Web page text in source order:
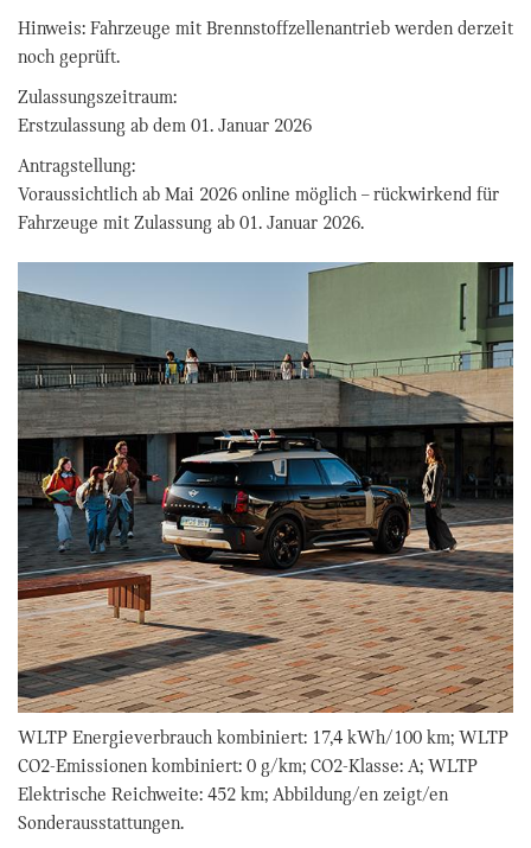
Hinweis: Fahrzeuge mit Brennstoffzellenantrieb werden derzeit
noch geprüft.
Zulassungszeitraum:
Erstzulassung ab dem 01. Januar 2026
Antragstellung:
Voraussichtlich ab Mai 2026 online möglich – rückwirkend für
Fahrzeuge mit Zulassung ab 01. Januar 2026.
WLTP Energieverbrauch kombiniert: 17,4 kWh/100 km; WLTP
CO2-Emissionen kombiniert: 0 g/km; CO2-Klasse: A; WLTP
Elektrische Reichweite: 452 km; Abbildung/en zeigt/en
Sonderausstattungen.